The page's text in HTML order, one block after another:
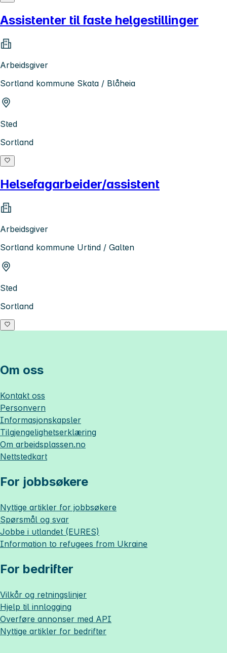
Assistenter til faste helgestillinger
Arbeidsgiver
Sortland kommune Skata / Blåheia
Sted
Sortland
Helsefagarbeider/assistent
Arbeidsgiver
Sortland kommune Urtind / Galten
Sted
Sortland
Om oss
Kontakt oss
Personvern
Informasjonskapsler
Tilgjengelighetserklæring
Om arbeidsplassen.no
Nettstedkart
For jobbsøkere
Nyttige artikler for jobbsøkere
Spørsmål og svar
Jobbe i utlandet (EURES)
Information to refugees from Ukraine
For bedrifter
Vilkår og retningslinjer
Hjelp til innlogging
Overføre annonser med API
Nyttige artikler for bedrifter